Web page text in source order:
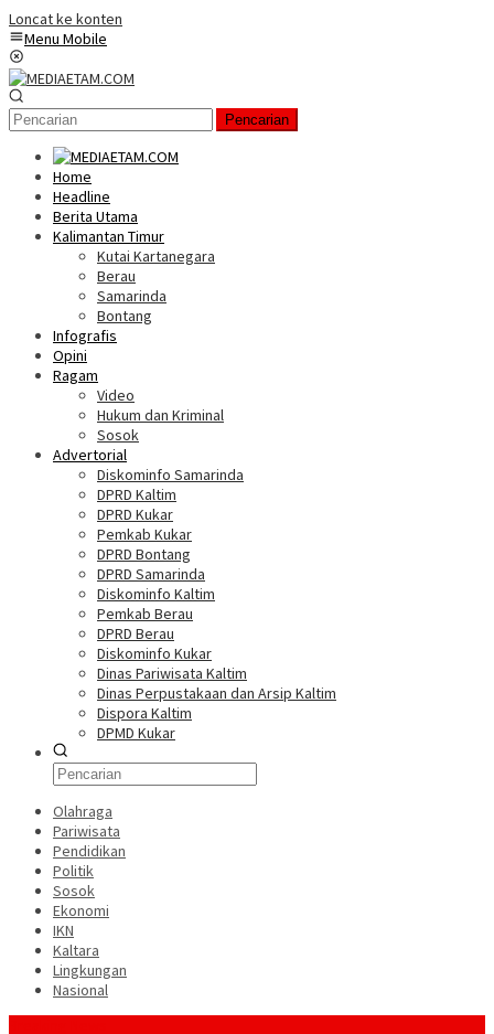
Loncat ke konten
Menu Mobile
Pencarian
Home
Headline
Berita Utama
Kalimantan Timur
Kutai Kartanegara
Berau
Samarinda
Bontang
Infografis
Opini
Ragam
Video
Hukum dan Kriminal
Sosok
Advertorial
Diskominfo Samarinda
DPRD Kaltim
DPRD Kukar
Pemkab Kukar
DPRD Bontang
DPRD Samarinda
Diskominfo Kaltim
Pemkab Berau
DPRD Berau
Diskominfo Kukar
Dinas Pariwisata Kaltim
Dinas Perpustakaan dan Arsip Kaltim
Dispora Kaltim
DPMD Kukar
Olahraga
Pariwisata
Pendidikan
Politik
Sosok
Ekonomi
IKN
Kaltara
Lingkungan
Nasional